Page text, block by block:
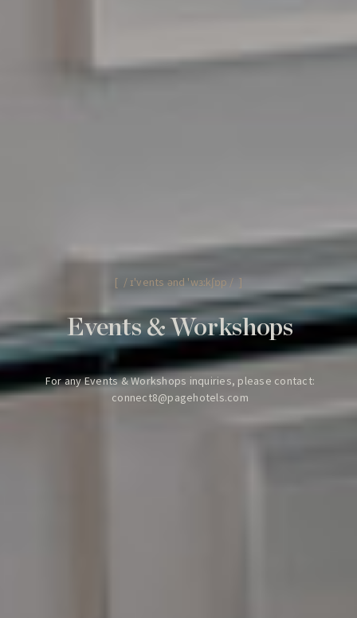
[ / ɪ'vents ənd 'wɜːkʃɒp / ]
Events & Workshops
For any Events & Workshops inquiries, please contact:
connect8@pagehotels.com
尋找房間
[ 香港 ]